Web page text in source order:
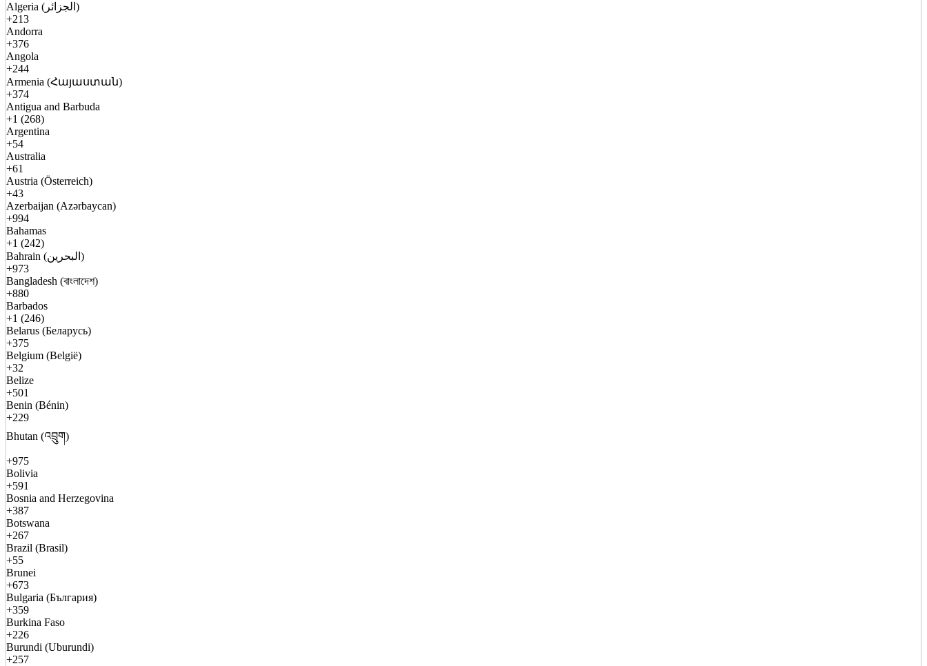
Algeria (الجزائر)
+213
Andorra
+376
Angola
+244
Armenia (Հայաստան)
+374
Antigua and Barbuda
+1 (268)
Argentina
+54
Australia
+61
Austria (Österreich)
+43
Azerbaijan (Azərbaycan)
+994
Bahamas
+1 (242)
Bahrain (البحرين)
+973
Bangladesh (বাংলাদেশ)
+880
Barbados
+1 (246)
Belarus (Беларусь)
+375
Belgium (België)
+32
Belize
+501
Benin (Bénin)
+229
Bhutan (འབྲུག)
+975
Bolivia
+591
Bosnia and Herzegovina
+387
Botswana
+267
Brazil (Brasil)
+55
Brunei
+673
Bulgaria (България)
+359
Burkina Faso
+226
Burundi (Uburundi)
+257